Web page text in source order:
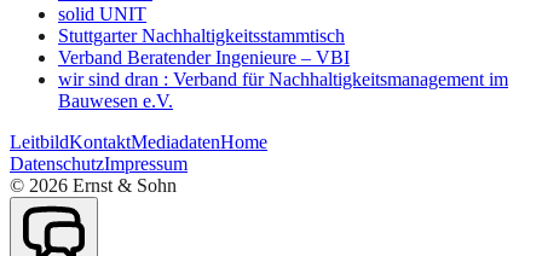
solid UNIT
Stuttgarter Nachhaltigkeitsstammtisch
Verband Beratender Ingenieure – VBI
wir sind dran : Verband für Nachhaltigkeitsmanagement im
Bauwesen e.V.
LeitbildKontaktMediadatenHome
DatenschutzImpressum
© 2026 Ernst & Sohn